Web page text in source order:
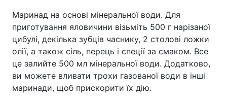
Маринад на основі мінеральної води. Для
приготування яловичини візьміть 500 г нарізаної
цибулі, декілька зубців часнику, 2 столові ложки
олії, а також сіль, перець і спеції за смаком. Все
це залийте 500 мл мінеральної води. Додатково,
ви можете вливати трохи газованої води в інші
маринади, щоб прискорити їх дію.